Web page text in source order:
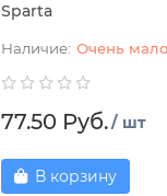
Sparta
Очень мало
77.50 Руб./ шт
В корзину